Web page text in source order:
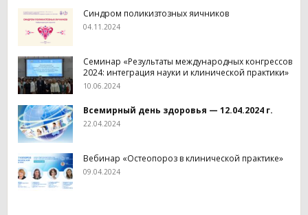
Синдром поликизтозных яичников
04.11.2024
Семинар «Результаты международных конгрессов
2024: интеграция науки и клинической практики»
10.06.2024
Всемирный день здоровья — 12.04.2024 г.
22.04.2024
Вебинар «Остеопороз в клинической практике»
09.04.2024